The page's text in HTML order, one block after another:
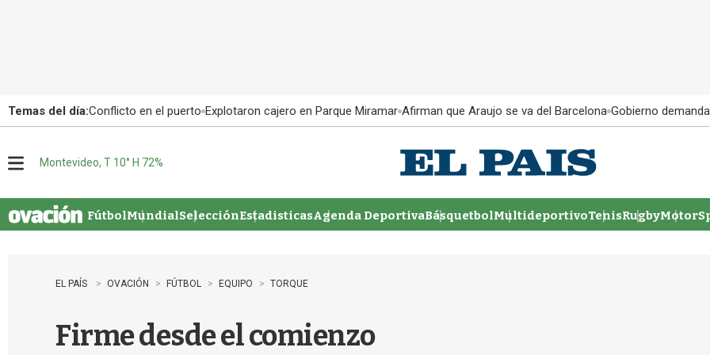
Temas del día:Conflicto en el puerto Explotaron cajero en Parque Miramar Afirman que Araujo se va del Barcelona Gobierno
u
Montevideo, T 10° H 72%
FútbolMundialSelecciónEstadisticasAgenda DeportivaBásquetbolMultideportivoTenisRugby
EL PAÍS OVACIÓN FÚTBOL EQUIPO TORQUE
Firme desde el comienzo